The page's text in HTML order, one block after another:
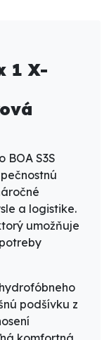
1 X-
BOA S3S
a logistike.
umožňuje
podšívku z